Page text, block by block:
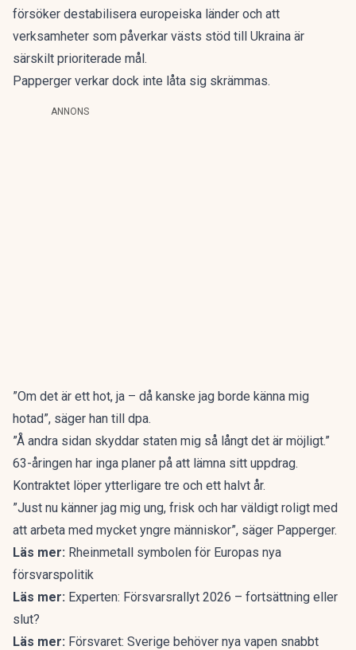
försöker destabilisera europeiska länder och att
verksamheter som påverkar västs stöd till Ukraina är
särskilt prioriterade mål.
Papperger verkar dock inte låta sig skrämmas.
ANNONS
”Om det är ett hot, ja – då kanske jag borde känna mig
hotad”, säger han till dpa.
”Å andra sidan skyddar staten mig så långt det är möjligt.”
63-åringen har inga planer på att lämna sitt uppdrag.
Kontraktet löper ytterligare tre och ett halvt år.
”Just nu känner jag mig ung, frisk och har väldigt roligt med
att arbeta med mycket yngre människor”, säger Papperger.
Läs mer: Rheinmetall symbolen för Europas nya
försvarspolitik
Läs mer: Experten: Försvarsrallyt 2026 – fortsättning eller
slut?
Läs mer: Försvaret: Sverige behöver nya vapen snabbt